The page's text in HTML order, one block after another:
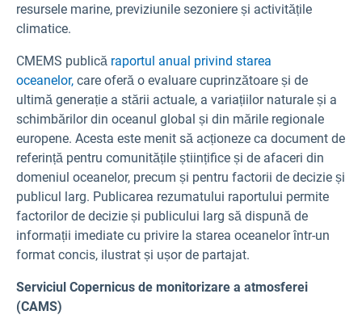
resursele marine, previziunile sezoniere și activitățile
climatice.
CMEMS publică raportul anual privind starea
oceanelor, care oferă o evaluare cuprinzătoare și de
ultimă generație a stării actuale, a variațiilor naturale și a
schimbărilor din oceanul global și din mările regionale
europene. Acesta este menit să acționeze ca document de
referință pentru comunitățile științifice și de afaceri din
domeniul oceanelor, precum și pentru factorii de decizie și
publicul larg. Publicarea rezumatului raportului permite
factorilor de decizie și publicului larg să dispună de
informații imediate cu privire la starea oceanelor într-un
format concis, ilustrat și ușor de partajat.
Serviciul Copernicus de monitorizare a atmosferei
(CAMS)